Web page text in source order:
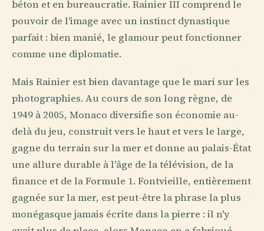
béton et en bureaucratie. Rainier III comprend le
pouvoir de l'image avec un instinct dynastique
parfait : bien manié, le glamour peut fonctionner
comme une diplomatie.
Mais Rainier est bien davantage que le mari sur les
photographies. Au cours de son long règne, de
1949 à 2005, Monaco diversifie son économie au-
delà du jeu, construit vers le haut et vers le large,
gagne du terrain sur la mer et donne au palais-État
une allure durable à l'âge de la télévision, de la
finance et de la Formule 1. Fontvieille, entièrement
gagnée sur la mer, est peut-être la phrase la plus
monégasque jamais écrite dans la pierre : il n'y